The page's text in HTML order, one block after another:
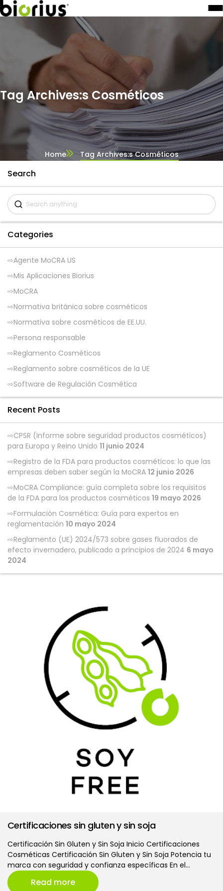
Tag Archives:s Cosméticos
Home Tag Archives:s Cosméticos
Certificaciones sin gluten y sin soja
Certificación Sin Gluten y Sin Soja Inicio Certificaciones
Cosméticas Certificación Sin Gluten y Sin Soja Potencia tu
marca con seguridad y confianza específicas En el…
Read more
Search
Categories
Agente MoCRA US
Mis Aplicaciones Biorius
MoCRA
Normativa británica sobre cosméticos
Normativa sobre cosméticos de EE.UU.
Persona responsable
Reglamento Cosméticos
Reglamento sobre cosméticos de la UE
Software de Regulación Cosmética
Recent Posts
CPSR (Informe sobre seguridad productos cosméticos)
para Europa y Reino Unido 11 junio 2024
Registro de la FDA para productos cosméticos: lo que las
empresas deben saber según la MoCRA 12 junio 2026
MoCRA Compliance: guía completa sobre los requisitos
de la FDA para los productos cosméticos 19 mayo 2026
Formulación Cosmética: Guía para expertos en
reglamentación 10 mayo 2024
Reglamento (UE) 2024/573 sobre gases fluorados de
efecto invernadero, publicado a principios de 2024 6 mayo
2024